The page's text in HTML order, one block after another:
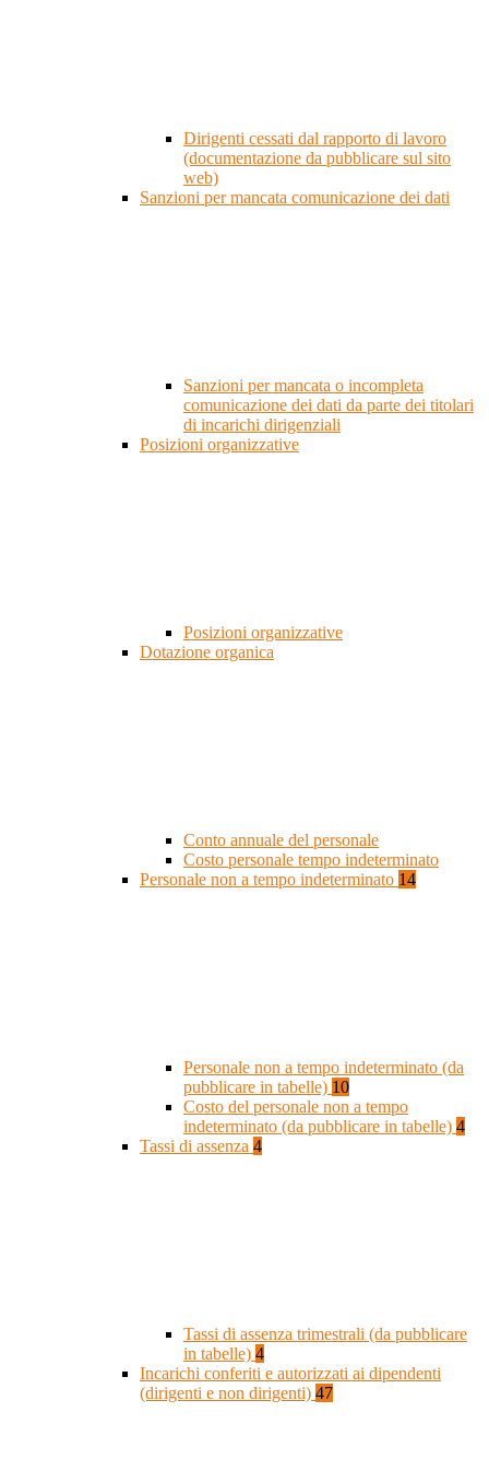
Dirigenti cessati dal rapporto di lavoro
(documentazione da pubblicare sul sito
web)
Sanzioni per mancata comunicazione dei dati
Sanzioni per mancata o incompleta
comunicazione dei dati da parte dei titolari
di incarichi dirigenziali
Posizioni organizzative
Posizioni organizzative
Dotazione organica
Conto annuale del personale
Costo personale tempo indeterminato
Personale non a tempo indeterminato 14
Personale non a tempo indeterminato (da
pubblicare in tabelle) 10
Costo del personale non a tempo
indeterminato (da pubblicare in tabelle) 4
Tassi di assenza 4
Tassi di assenza trimestrali (da pubblicare
in tabelle) 4
Incarichi conferiti e autorizzati ai dipendenti
(dirigenti e non dirigenti) 47